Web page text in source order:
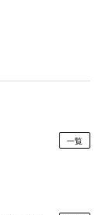
一覧